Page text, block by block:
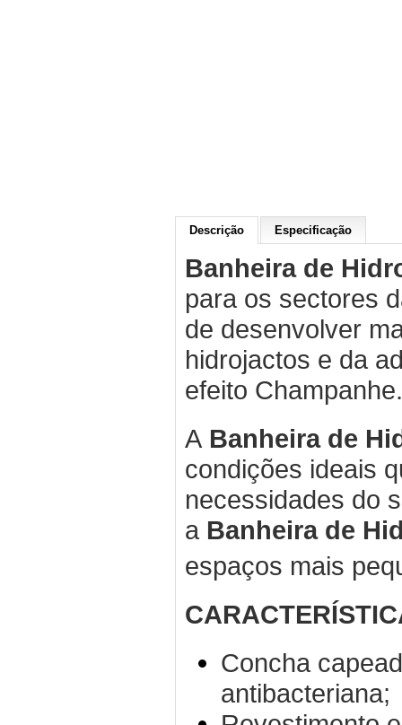
Descrição Especificação
Banheira de
para os sectores
de desenvolver
hidrojactos e da
efeito Champanhe.
A Banheira de
condições ideais
necessidades do
a Banheira de
espaços mais
Concha
antibacteriana;